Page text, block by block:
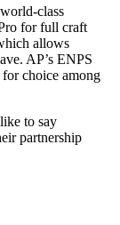
class
for full craft
allows
AP’s ENPS
choice among
to say
partnership